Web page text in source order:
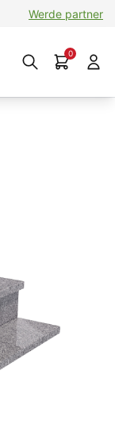
Werde partner
0